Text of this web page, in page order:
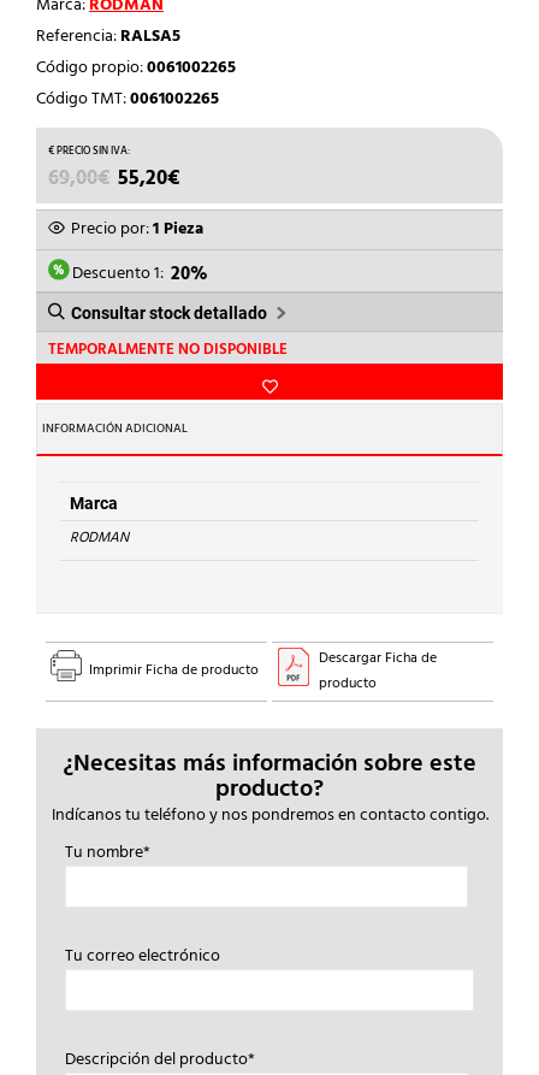
Referencia:RALSA5
Código propio:0061002265
Código TMT:0061002265
69,00€ EL
PRECIO
ORIGINAL
ERA:
69,00€.
55,20€
PRECIO
ACTUAL
ES:
55,20€.
Precio por:1 Pieza
Descuento 1: 20%
Consultar stock detallado
TEMPORALMENTE NO DISPONIBLE
INFORMACIÓN ADICIONAL
Marca
RODMAN
Imprimir Ficha de producto
Descargar Ficha de
producto
¿Necesitas más información sobre este
producto?
Indícanos tu teléfono y nos pondremos en contacto contigo.
Tu nombre*
Tu correo electrónico
Descripción del producto*